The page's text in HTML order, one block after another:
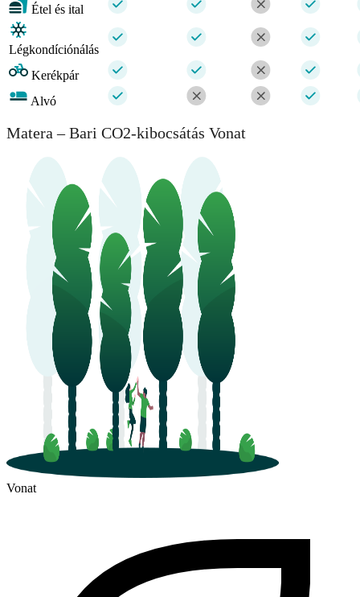
Étel és ital
Légkondíciónálás
Kerékpár
Alvó
Matera – Bari CO2-kibocsátás Vonat
Vonat